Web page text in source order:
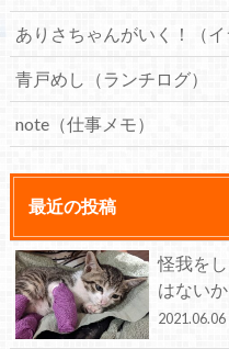
ありさちゃんがいく！（イ
青戸めし（ランチログ）
note（仕事メモ）
最近の投稿
怪我を
はないか
2021.06.06